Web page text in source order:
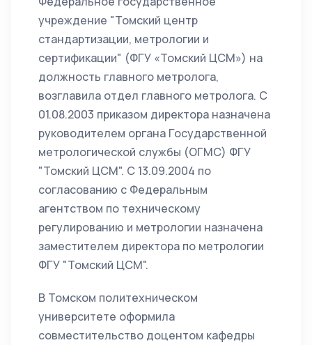
учреждение "Томский центр
стандартизации, метрологии и
сертификации" (ФГУ «Томский ЦСМ») на
должность главного метролога,
возглавила отдел главного метролога. С
01.08.2003 приказом директора назначена
руководителем органа Государственной
метрологической службы (ОГМС) ФГУ
"Томский ЦСМ". С 13.09.2004 по
согласованию с Федеральным
агентством по техническому
регулированию и метрологии назначена
заместителем директора по метрологии
ФГУ "Томский ЦСМ".
В Томском политехническом
университете оформила
совместительство доцентом кафедры